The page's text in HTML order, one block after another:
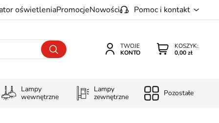
oświetleniaPromocjeNowości Pomoc i kontakt
KOSZYK:
0,00 zł
TWOJE
KONTO
Lampy
wewnętrzne
Lampy
zewnętrzne
Pozostałe